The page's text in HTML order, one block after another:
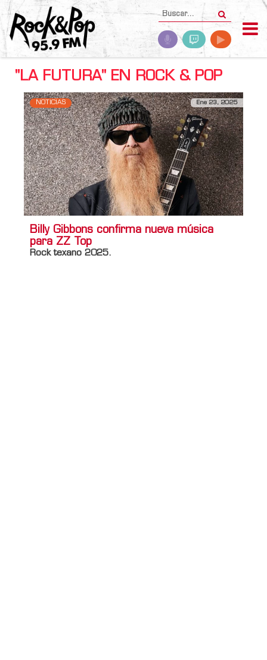
"LA FUTURA" EN ROCK & POP
NOTICIAS Ene 23, 2025
Billy Gibbons confirma nueva música
para ZZ Top
Rock texano 2025.